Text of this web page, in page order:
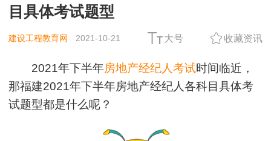
目具体考试题型
建设工程教育网 2021-10-21 大号 收藏资讯
2021年下半年房地产经纪人考试时间临近，
那福建2021年下半年房地产经纪人各科目具体考
试题型都是什么呢？